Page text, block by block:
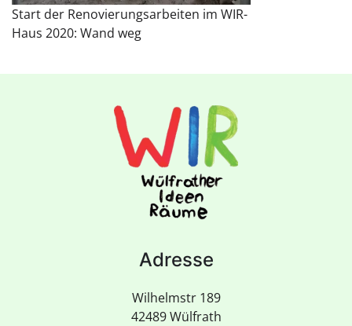
Start der Renovierungsarbeiten im WIR-
Haus 2020: Wand weg
Adresse
Wilhelmstr 189
42489 Wülfrath